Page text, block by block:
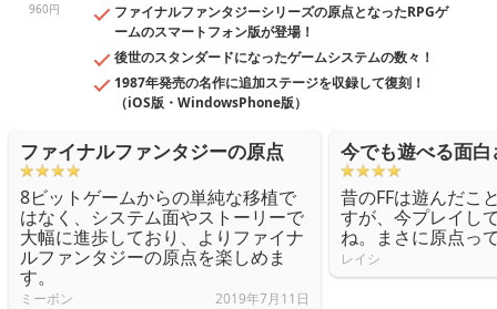
960円
ファイナルファンタジーシリーズの原点となったRPGゲ
ームのスマートフォン版が登場！
後世のスタンダードになったゲームシステムの数々！
1987年発売の名作に追加ステージを収録して復刻！
（iOS版・WindowsPhone版）
ファイナルファンタジーの原点
8ビットゲームからの単純な移植で
はなく、システム面やストーリーで
大幅に進歩しており、よりファイナ
ルファンタジーの原点を楽しめま
す。
ミーボン 2019年7月11日
今でも遊べる面白
昔のFFは遊んだこ
すが、今プレイし
ね。まさに原点っ
レイシ